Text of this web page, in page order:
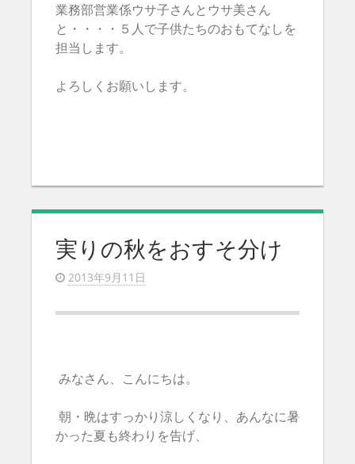
業務部営業係ウサ子さんとウサ美さん
と・・・・５人で子供たちのおもてなしを
担当します。
よろしくお願いします。
実りの秋をおすそ分け
2013年9月11日
みなさん、こんにちは。
朝・晩はすっかり涼しくなり、あんなに暑
かった夏も終わりを告げ、